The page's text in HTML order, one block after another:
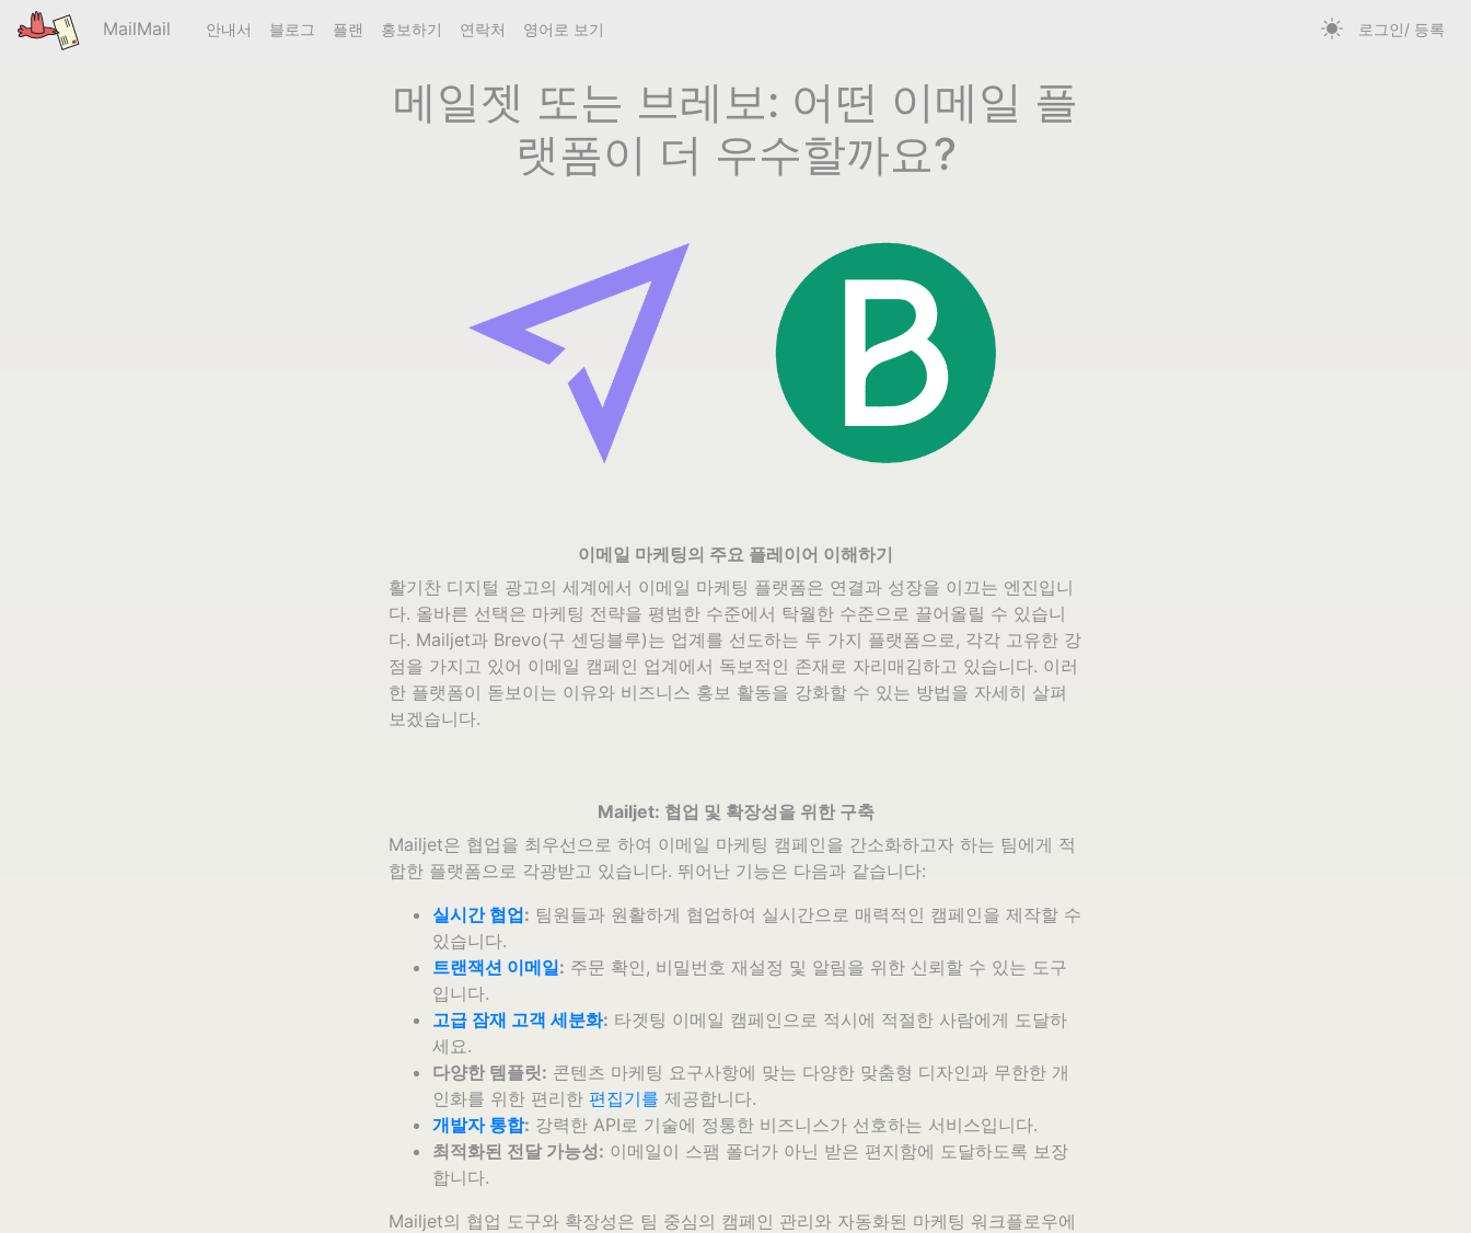
MailMail 로그인/ 등록
안내서 블로그 플랜 홍보하기 연락처 영어로 보기
메일젯 또는 브레보: 어떤 이메일 플
랫폼이 더 우수할까요?
이메일 마케팅의 주요 플레이어 이해하기
활기찬 디지털 광고의 세계에서 이메일 마케팅 플랫폼은 연결과 성장을 이끄는 엔진입니
다. 올바른 선택은 마케팅 전략을 평범한 수준에서 탁월한 수준으로 끌어올릴 수 있습니
다. Mailjet과 Brevo(구 센딩블루)는 업계를 선도하는 두 가지 플랫폼으로, 각각 고유한 강
점을 가지고 있어 이메일 캠페인 업계에서 독보적인 존재로 자리매김하고 있습니다. 이러
한 플랫폼이 돋보이는 이유와 비즈니스 홍보 활동을 강화할 수 있는 방법을 자세히 살펴
보겠습니다.
Mailjet: 협업 및 확장성을 위한 구축
Mailjet은 협업을 최우선으로 하여 이메일 마케팅 캠페인을 간소화하고자 하는 팀에게 적
합한 플랫폼으로 각광받고 있습니다. 뛰어난 기능은 다음과 같습니다:
실시간 협업: 팀원들과 원활하게 협업하여 실시간으로 매력적인 캠페인을 제작할 수
있습니다.
트랜잭션 이메일: 주문 확인, 비밀번호 재설정 및 알림을 위한 신뢰할 수 있는 도구
입니다.
고급 잠재 고객 세분화: 타겟팅 이메일 캠페인으로 적시에 적절한 사람에게 도달하
세요.
다양한 템플릿: 콘텐츠 마케팅 요구사항에 맞는 다양한 맞춤형 디자인과 무한한 개
인화를 위한 편리한 편집기를 제공합니다.
개발자 통합: 강력한 API로 기술에 정통한 비즈니스가 선호하는 서비스입니다.
최적화된 전달 가능성: 이메일이 스팸 폴더가 아닌 받은 편지함에 도달하도록 보장
합니다.
Mailjet의 협업 도구와 확장성은 팀 중심의 캠페인 관리와 자동화된 마케팅 워크플로우에